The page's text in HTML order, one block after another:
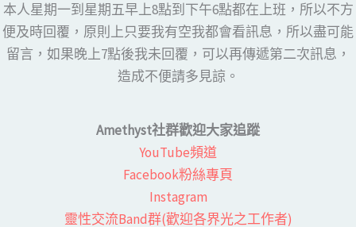
本人星期一到星期五早上8點到下午6點都在上班，所以不方
便及時回覆，原則上只要我有空我都會看訊息，所以盡可能
留言，如果晚上7點後我未回覆，可以再傳遞第二次訊息，
造成不便請多見諒。
Amethyst社群歡迎大家追蹤
YouTube頻道
Facebook粉絲專頁​
Instagram
靈性交流Band群(歡迎各界光之工作者)​